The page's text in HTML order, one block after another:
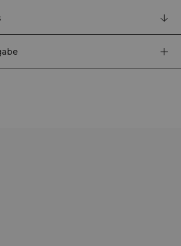
Kniebeuge und jedem Schritt sicher sitzt.
Design ohne Taschen und recycelte Fasern für
Wahl. 92% recyceltes Polyamid, 8% Elasthan.